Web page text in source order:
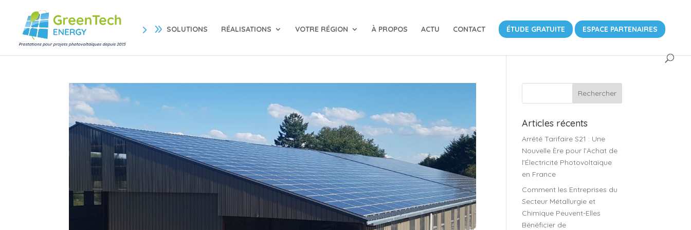
SOLUTIONS RÉALISATIONS VOTRE RÉGION À PROPOS ACTU CONTACT ÉTUDE GRATUITE ESPACE PARTENAIRES
Articles récents
Arrêté Tarifaire S21 : Une
Nouvelle Ère pour l’Achat de
l’Électricité Photovoltaïque
en France
Comment les Entreprises du
Secteur Métallurgie et
Chimique Peuvent-Elles
Bénéficier de